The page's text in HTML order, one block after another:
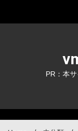
content
PR：本